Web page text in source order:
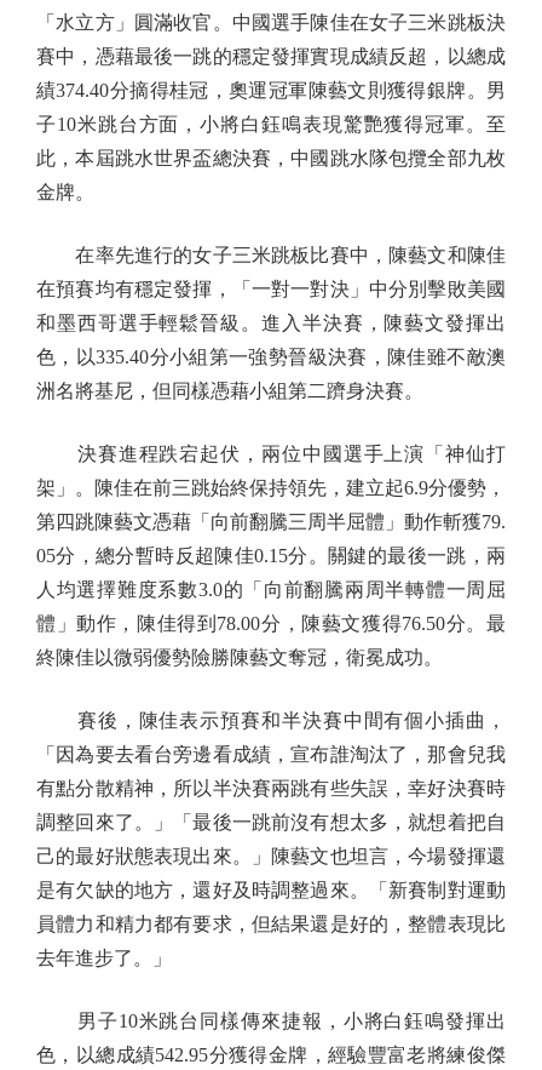
「水立方」圓滿收官。中國選手陳佳在女子三米跳板決
賽中，憑藉最後一跳的穩定發揮實現成績反超，以總成
績374.40分摘得桂冠，奧運冠軍陳藝文則獲得銀牌。男
子10米跳台方面，小將白鈺鳴表現驚艷獲得冠軍。至
此，本屆跳水世界盃總決賽，中國跳水隊包攬全部九枚
金牌。
在率先進行的女子三米跳板比賽中，陳藝文和陳佳
在預賽均有穩定發揮，「一對一對決」中分別擊敗美國
和墨西哥選手輕鬆晉級。進入半決賽，陳藝文發揮出
色，以335.40分小組第一強勢晉級決賽，陳佳雖不敵澳
洲名將基尼，但同樣憑藉小組第二躋身決賽。
決賽進程跌宕起伏，兩位中國選手上演「神仙打
架」。陳佳在前三跳始終保持領先，建立起6.9分優勢，
第四跳陳藝文憑藉「向前翻騰三周半屈體」動作斬獲79.
05分，總分暫時反超陳佳0.15分。關鍵的最後一跳，兩
人均選擇難度系數3.0的「向前翻騰兩周半轉體一周屈
體」動作，陳佳得到78.00分，陳藝文獲得76.50分。最
終陳佳以微弱優勢險勝陳藝文奪冠，衛冕成功。
賽後，陳佳表示預賽和半決賽中間有個小插曲，
「因為要去看台旁邊看成績，宣布誰淘汰了，那會兒我
有點分散精神，所以半決賽兩跳有些失誤，幸好決賽時
調整回來了。」「最後一跳前沒有想太多，就想着把自
己的最好狀態表現出來。」陳藝文也坦言，今場發揮還
是有欠缺的地方，還好及時調整過來。「新賽制對運動
員體力和精力都有要求，但結果還是好的，整體表現比
去年進步了。」
男子10米跳台同樣傳來捷報，小將白鈺鳴發揮出
色，以總成績542.95分獲得金牌，經驗豐富老將練俊傑